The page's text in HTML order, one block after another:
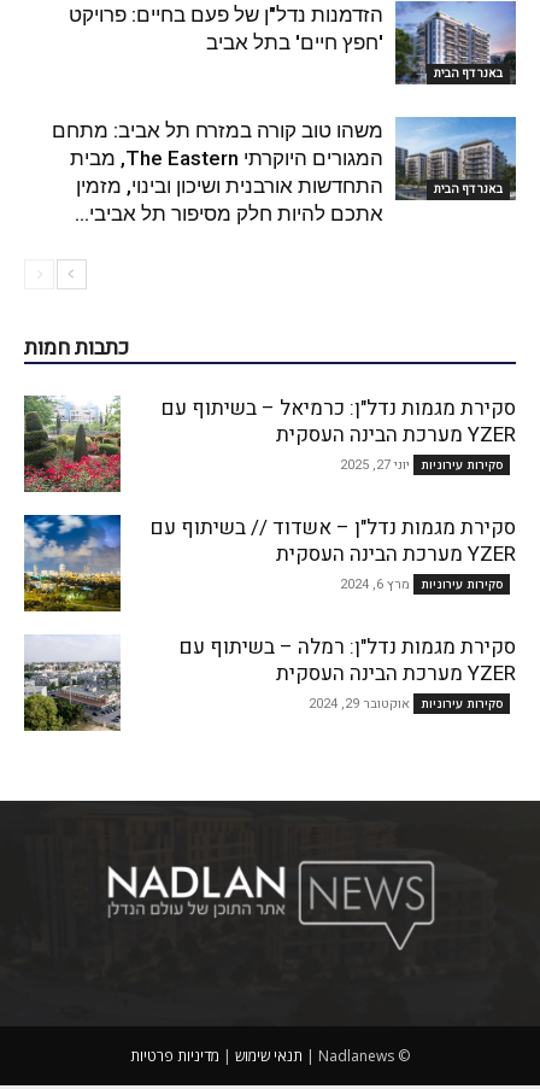
באנר דף הבית
הזדמנות נדל"ן של פעם בחיים: פרויקט
'חפץ חיים' בתל אביב
באנר דף הבית
משהו טוב קורה במזרח תל אביב: מתחם
המגורים היוקרתי The Eastern, מבית
התחדשות אורבנית ושיכון ובינוי, מזמין
אתכם להיות חלק מסיפור תל אביבי...
כתבות חמות
סקירת מגמות נדל"ן: כרמיאל – בשיתוף עם
YZER מערכת הבינה העסקית
סקירות עירוניות יוני 27, 2025
סקירת מגמות נדל"ן – אשדוד // בשיתוף עם
YZER מערכת הבינה העסקית
סקירות עירוניות מרץ 6, 2024
סקירת מגמות נדל"ן: רמלה – בשיתוף עם
YZER מערכת הבינה העסקית
סקירות עירוניות אוקטובר 29, 2024
© Nadlanews | תנאי שימוש | מדיניות פרטיות